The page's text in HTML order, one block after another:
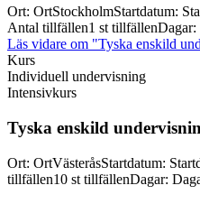
Ort: OrtStockholmStartdatum:
Antal tillfällen1 st tillfällenDagar:
Läs vidare om "Tyska enskild
Kurs
Individuell undervisning
Intensivkurs
Tyska enskild
Ort: OrtVästeråsStartdatum:
tillfällen10 st tillfällenDagar: